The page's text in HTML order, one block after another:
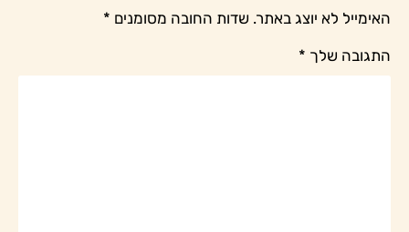
האימייל לא יוצג באתר. שדות החובה מסומנים *
התגובה שלך *